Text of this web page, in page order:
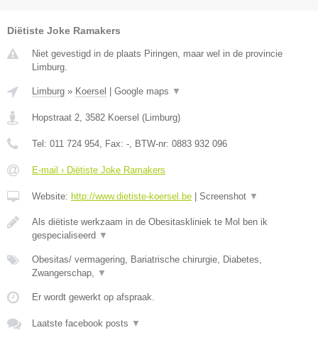
Diëtiste Joke Ramakers
Niet gevestigd in de plaats Piringen, maar wel in de provincie
Limburg.
Limburg » Koersel Google maps ▼
Hopstraat 2, 3582 Koersel (Limburg)
Tel: 011 724 954, Fax: -, BTW-nr: 0883 932 096
E-mail › Diëtiste Joke Ramakers
Website: http://www.dietiste-koersel.be Screenshot ▼
Als diëtiste werkzaam in de Obesitaskliniek te Mol ben ik
gespecialiseerd ▼
Obesitas/ vermagering, Bariatrische chirurgie, Diabetes,
Zwangerschap, ▼
Er wordt gewerkt op afspraak.
Laatste facebook posts ▼